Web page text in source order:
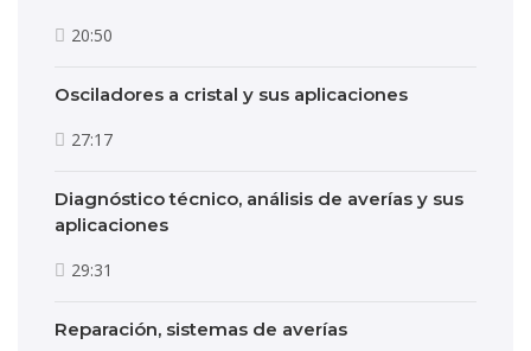
20:50
Osciladores a cristal y sus aplicaciones
27:17
Diagnóstico técnico, análisis de averías y sus
aplicaciones
29:31
Reparación, sistemas de averías